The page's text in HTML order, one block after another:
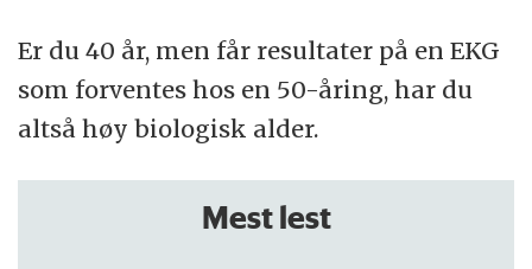
Er du 40 år, men får resultater på en EKG
som forventes hos en 50-åring, har du
altså høy biologisk alder.
Mest lest